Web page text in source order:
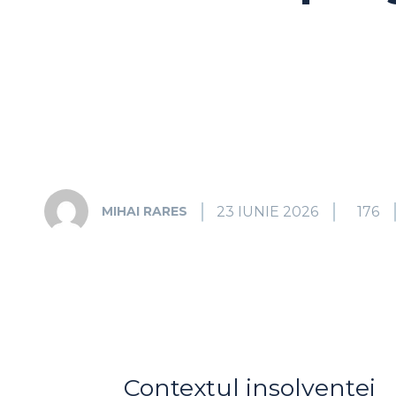
MIHAI RARES 23 IUNIE 2026 176
Contextul insolvenței